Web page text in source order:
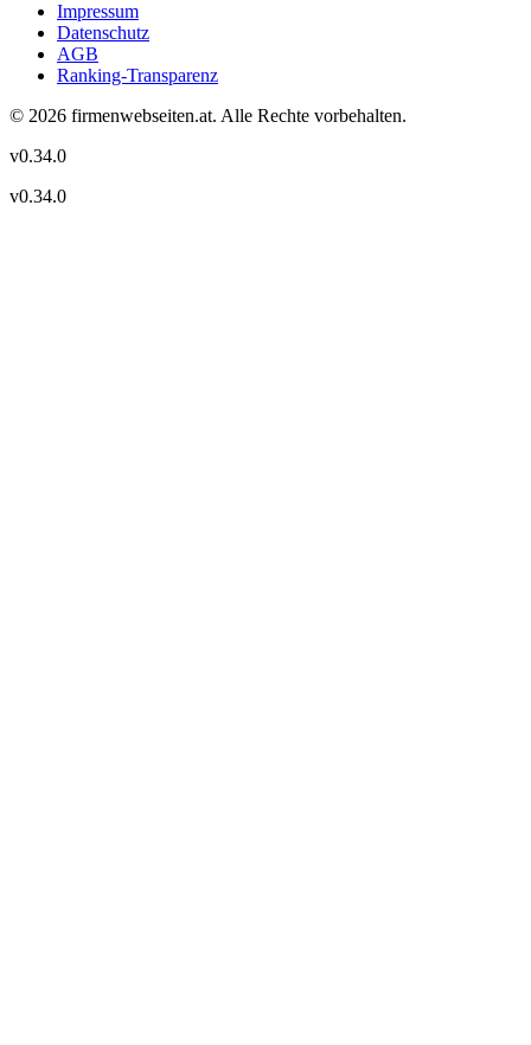
Impressum
Datenschutz
AGB
Ranking-Transparenz
© 2026 firmenwebseiten.at. Alle Rechte vorbehalten.
v0.34.0
v0.34.0